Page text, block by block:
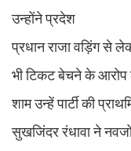
उन्होंने प्रदेश
प्रधान राजा वड़िंग से
भी टिकट बेचने के आरोप
शाम उन्हें पार्टी की
सुखजिंदर रंधावा ने